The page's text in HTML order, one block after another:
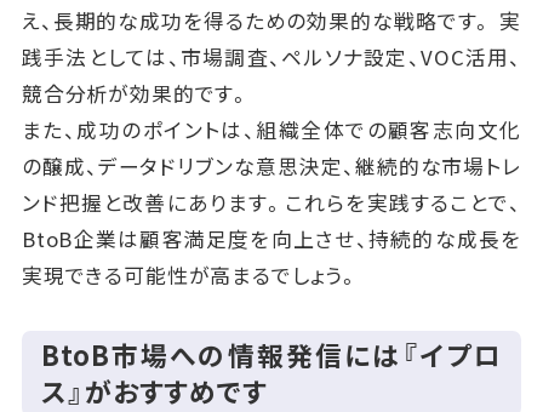
え、長期的な成功を得るための効果的な戦略です。 実
践手法としては、市場調査、ペルソナ設定、VOC活用、
競合分析が効果的です。
また、成功のポイントは、組織全体での顧客志向文化
の醸成、データドリブンな意思決定、継続的な市場トレ
ンド把握と改善にあります。これらを実践することで、
BtoB企業は顧客満足度を向上させ、持続的な成長を
実現できる可能性が高まるでしょう。
BtoB市場への情報発信には『イプロ
ス』がおすすめです